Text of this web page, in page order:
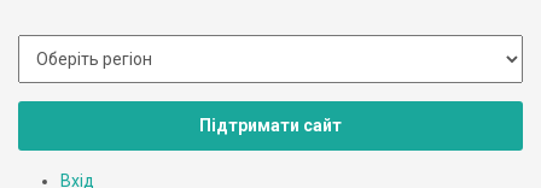
Підтримати сайт
Вхід